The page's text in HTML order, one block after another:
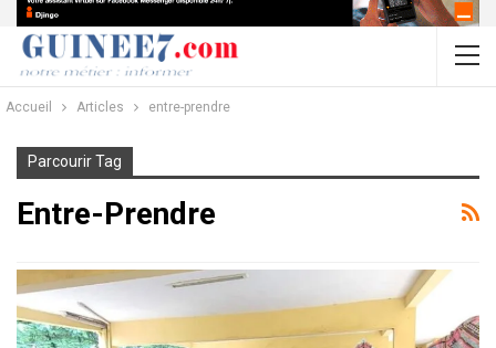
Accueil Articles entre-prendre
Parcourir Tag
Entre-Prendre